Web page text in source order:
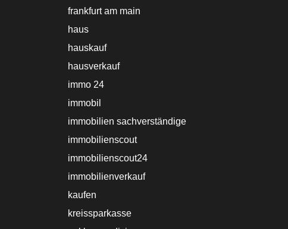
frankfurt am main
haus
hauskauf
hausverkauf
immo 24
immobil
immobilien sachverständige
immobilienscout
immobilienscout24
immobilienverkauf
kaufen
kreissparkasse